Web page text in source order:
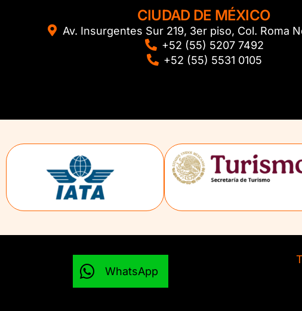
CIUDAD DE MÉXICO
Av. Insurgentes Sur 219, 3er piso, Col. Roma
+52 (55) 5207 7492
+52 (55) 5531 0105
WhatsApp